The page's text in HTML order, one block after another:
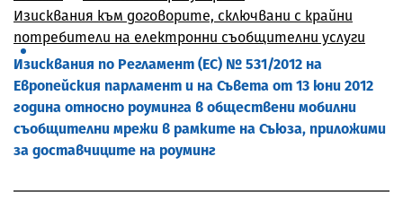
Изисквания към договорите, сключвани с крайни
потребители на електронни съобщителни услуги
Изисквания по Регламент (ЕС) № 531/2012 на
Европейския парламент и на Съвета от 13 юни 2012
година относно роуминга в обществени мобилни
съобщителни мрежи в рамките на Съюза, приложими
за доставчиците на роуминг